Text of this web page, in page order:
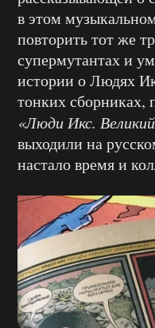
в этом
повторить тот же
супермутантах и
истории о Людях
тонких сборниках,
«Люди Икс.
выходили на
настало время и